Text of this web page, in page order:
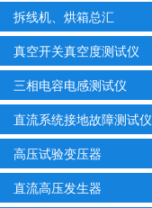
拆线机、烘箱总汇
真空开关真空度测试仪
三相电容电感测试仪
直流系统接地故障测试仪
高压试验变压器
直流高压发生器